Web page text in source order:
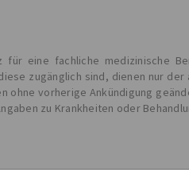
eine fachliche medizinische
zugänglich sind, dienen nur
ohne vorherige Ankündigung
zu Krankheiten oder